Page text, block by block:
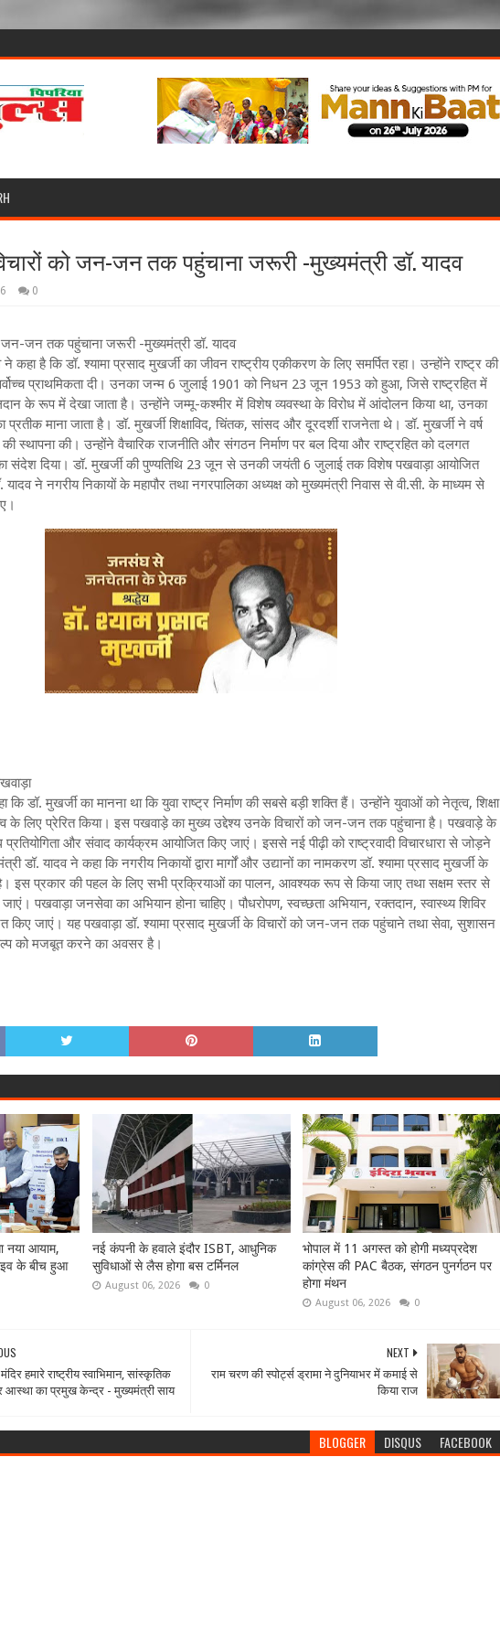
को जन-जन तक पहुंचाना जरूरी -मुख्यमंत्री डॉ. यादव
0
जन-जन तक पहुंचाना जरूरी -मुख्यमंत्री डॉ. यादव
कहा है कि डॉ. श्यामा प्रसाद मुखर्जी का जीवन राष्ट्रीय एकीकरण के लिए समर्पित रहा। उन्होंने राष्ट्र की
प्राथमिकता दी। उनका जन्म 6 जुलाई 1901 को निधन 23 जून 1953 को हुआ, जिसे राष्ट्रहित में
के रूप में देखा जाता है। उन्होंने जम्मू-कश्मीर में विशेष व्यवस्था के विरोध में आंदोलन किया था, उनका
प्रतीक माना जाता है। डॉ. मुखर्जी शिक्षाविद, चिंतक, सांसद और दूरदर्शी राजनेता थे। डॉ. मुखर्जी ने वर्ष
स्थापना की। उन्होंने वैचारिक राजनीति और संगठन निर्माण पर बल दिया और राष्ट्रहित को दलगत
संदेश दिया। डॉ. मुखर्जी की पुण्यतिथि 23 जून से उनकी जयंती 6 जुलाई तक विशेष पखवाड़ा आयोजित
यादव ने नगरीय निकायों के महापौर तथा नगरपालिका अध्यक्ष को मुख्यमंत्री निवास से वी.सी. के माध्यम से
कि डॉ. मुखर्जी का मानना था कि युवा राष्ट्र निर्माण की सबसे बड़ी शक्ति हैं। उन्होंने युवाओं को नेतृत्व, शिक्षा
के लिए प्रेरित किया। इस पखवाड़े का मुख्य उद्देश्य उनके विचारों को जन-जन तक पहुंचाना है। पखवाड़े के
और संवाद कार्यक्रम आयोजित किए जाएं। इससे नई पीढ़ी को राष्ट्रवादी विचारधारा से जोड़ने
डॉ. यादव ने कहा कि नगरीय निकायों द्वारा मार्गों और उद्यानों का नामकरण डॉ. श्यामा प्रसाद मुखर्जी के
इस प्रकार की पहल के लिए सभी प्रक्रियाओं का पालन, आवश्यक रूप से किया जाए तथा सक्षम स्तर से
पखवाड़ा जनसेवा का अभियान होना चाहिए। पौधरोपण, स्वच्छता अभियान, रक्तदान, स्वास्थ्य शिविर
किए जाएं। यह पखवाड़ा डॉ. श्यामा प्रसाद मुखर्जी के विचारों को जन-जन तक पहुंचाने तथा सेवा, सुशासन
को मजबूत करने का अवसर है।
नया आयाम,
के बीच हुआ
नई कंपनी के हवाले इंदौर ISBT, आधुनिक
सुविधाओं से लैस होगा बस टर्मिनल
August 06, 2026 0
भोपाल में 11 अगस्त को होगी मध्यप्रदेश
कांग्रेस की PAC बैठक, संगठन पुनर्गठन पर
होगा मंथन
August 06, 2026 0
NEXT
राम चरण की स्पोर्ट्स ड्रामा ने दुनियाभर में कमाई से
किया राज
हमारे राष्ट्रीय स्वाभिमान, सांस्कृतिक
आस्था का प्रमुख केन्द्र - मुख्यमंत्री साय
BLOGGER DISQUS FACEBOOK